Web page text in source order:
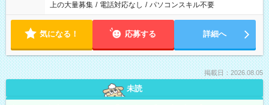
上の大量募集 / 電話対応なし / パソコンスキル不要
気になる！ 応募する 詳細へ
掲載日：2026.08.05
未読